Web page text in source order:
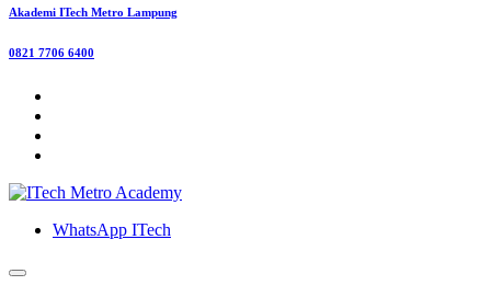
Akademi ITech Metro Lampung
0821 7706 6400
WhatsApp ITech